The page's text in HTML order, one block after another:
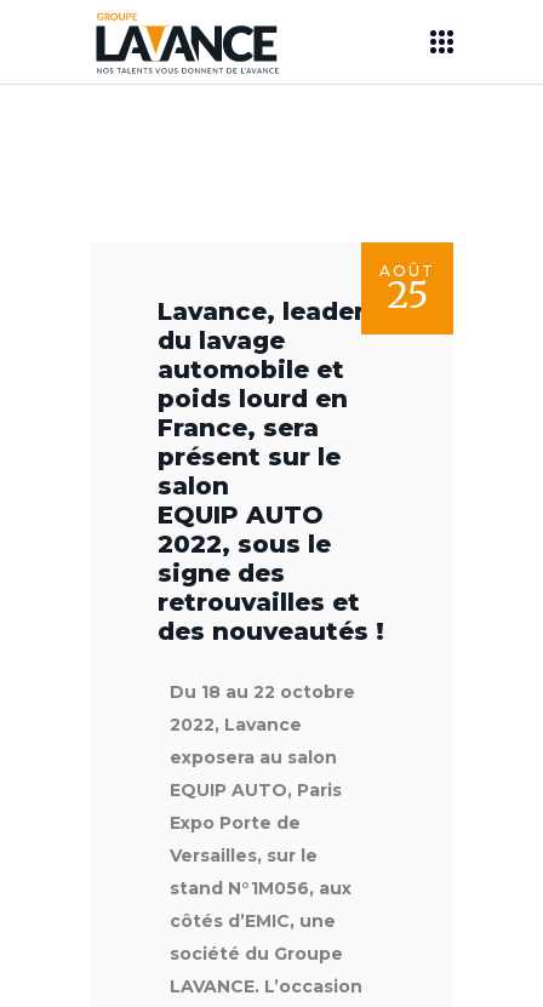
AOÛT
25
Lavance, leader
du lavage
automobile et
poids lourd en
France, sera
présent sur le
salon
EQUIP AUTO
2022, sous le
signe des
retrouvailles et
des nouveautés !
Du 18 au 22 octobre
2022, Lavance
exposera au salon
EQUIP AUTO, Paris
Expo Porte de
Versailles, sur le
stand N°1M056, aux
côtés d’EMIC, une
société du Groupe
LAVANCE. L’occasion